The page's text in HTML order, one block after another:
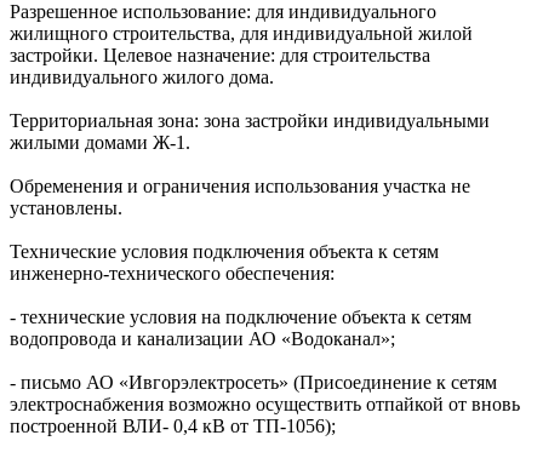
Разрешенное использование: для индивидуального
жилищного строительства, для индивидуальной жилой
застройки. Целевое назначение: для строительства
индивидуального жилого дома.
Территориальная зона: зона застройки индивидуальными
жилыми домами Ж-1.
Обременения и ограничения использования участка не
установлены.
Технические условия подключения объекта к сетям
инженерно-технического обеспечения:
- технические условия на подключение объекта к сетям
водопровода и канализации АО «Водоканал»;
- письмо АО «Ивгорэлектросеть» (Присоединение к сетям
электроснабжения возможно осуществить отпайкой от вновь
построенной ВЛИ- 0,4 кВ от ТП-1056);